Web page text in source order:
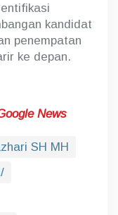
kandidat
penempatan
ke depan.
News
SH MH